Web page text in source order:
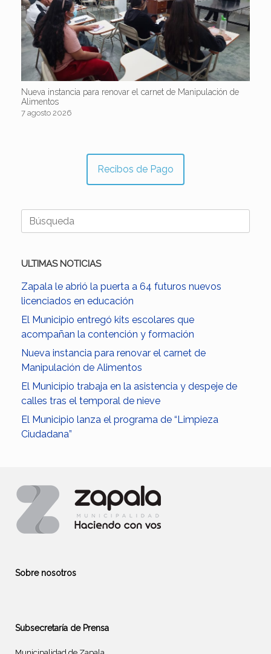
Nueva instancia para renovar el carnet de Manipulación de
Alimentos
7 agosto 2026
Recibos de Pago
Buscar:
ULTIMAS NOTICIAS
Zapala le abrió la puerta a 64 futuros nuevos
licenciados en educación
El Municipio entregó kits escolares que
acompañan la contención y formación
Nueva instancia para renovar el carnet de
Manipulación de Alimentos
El Municipio trabaja en la asistencia y despeje de
calles tras el temporal de nieve
El Municipio lanza el programa de “Limpieza
Ciudadana”
Sobre nosotros
Subsecretaría de Prensa